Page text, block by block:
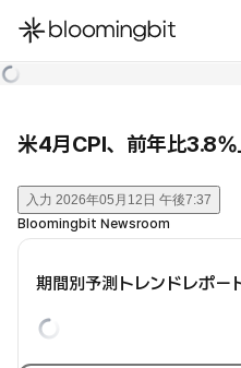
한국어
米4月CPI、前年比
入力 2026年05月12日 午後7:37
Bloomingbit Newsroom
期間別予測トレンドレポー